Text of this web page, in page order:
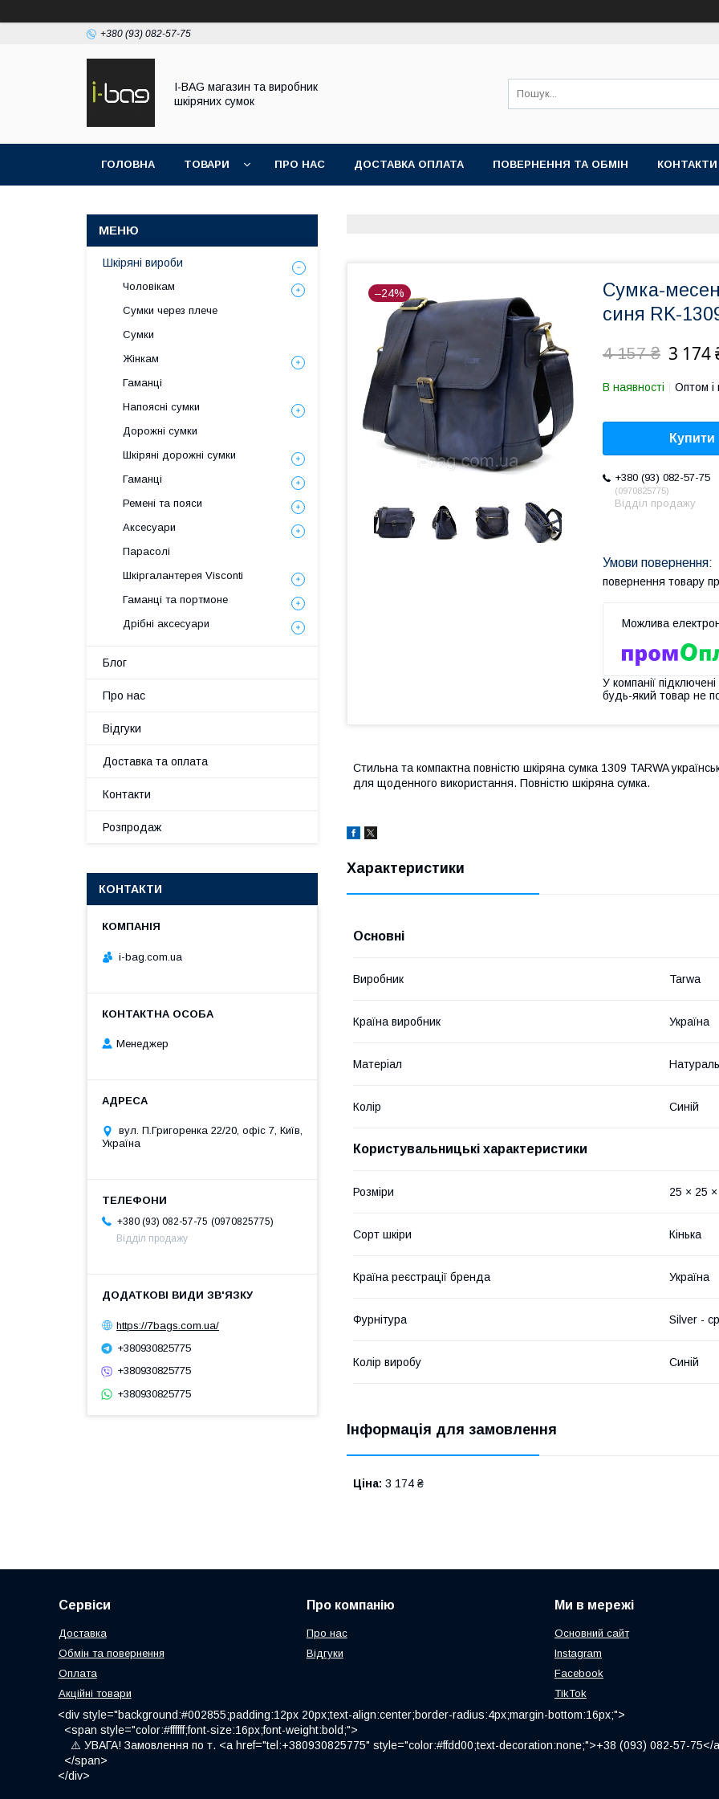
+380 (93) 082-57-75
I-BAG магазин та виробник
шкіряних сумок
ГОЛОВНА ТОВАРИ ПРО НАС ДОСТАВКА ОПЛАТА ПОВЕРНЕННЯ ТА ОБМІН КОНТАКТИ
–24%
Сумка-
синя RK-
4 157 ₴ 3 174
В наявності Оптом і
Купити
+380 (93) 082-57-75
0970825775
Відділ продажу
повернення товару
У компанії
будь-який товар не
Стильна та компактна повністю шкіряна сумка 1309 TARWA
для щоденного використання. Повністю шкіряна сумка.
Характеристики
Основні
Виробник Tarwa
Країна виробник Україна
Матеріал
Колір Синій
Користувальницькі характеристики
Розміри 25 × 25 ×
Сорт шкіри Кінька
Країна реєстрації бренда Україна
Фурнітура Silver -
Колір виробу Синій
Інформація для замовлення
Ціна: 3 174 ₴
Шкіряні вироби
Чоловікам
Сумки через плече
Сумки
Жінкам
Гаманці
Напоясні сумки
Дорожні сумки
Шкіряні дорожні сумки
Гаманці
Ремені та пояси
Аксесуари
Парасолі
Шкіргалантерея Visconti
Гаманці та портмоне
Дрібні аксесуари
Блог
Про нас
Відгуки
Доставка та оплата
Контакти
Розпродаж
КОНТАКТИ
i-bag.com.ua
Менеджер
вул. П.Григоренка 22/20, офіс 7, Київ,
Україна
+380 (93) 082-57-75
0970825775
Відділ продажу
https://7bags.com.ua/
+380930825775
+380930825775
+380930825775
Сервіси
Доставка
Обмін та повернення
Оплата
Акційні товари
Про компанію
Про нас
Відгуки
Ми в мережі
Основний сайт
Instagram
Facebook
TikTok
<div style="background:#002855;padding:12px 20px;text-align:center;border-radius:4px;margin-bottom:16px;">
<span style="color:#ffffff;font-size:16px;font-weight:bold;">
⚠️ УВАГА! Замовлення по т. <a href="tel:+380930825775" style="color:#ffdd00;text-decoration:none;">+38 (093) 082-57-
</span>
</div>